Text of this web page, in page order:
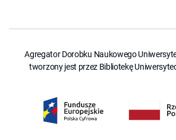
Agregator Dorobku Naukowego
tworzony jest przez Bibliotekę